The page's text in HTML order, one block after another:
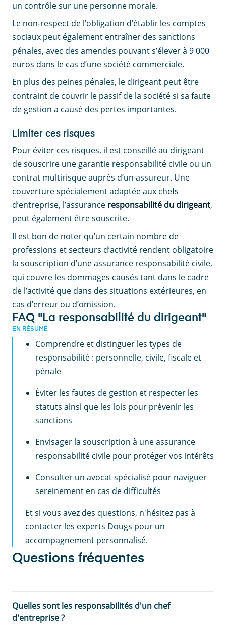
un contrôle sur une personne morale.
Le non-respect de l’obligation d’établir les comptes
sociaux peut également entraîner des sanctions
pénales, avec des amendes pouvant s’élever à 9 000
euros dans le cas d’une société commerciale.
En plus des peines pénales, le dirigeant peut être
contraint de couvrir le passif de la société si sa faute
de gestion a causé des pertes importantes.
Limiter ces risques
Pour éviter ces risques, il est conseillé au dirigeant
de souscrire une garantie responsabilité civile ou un
contrat multirisque auprès d’un assureur. Une
couverture spécialement adaptée aux chefs
d’entreprise, l’assurance responsabilité du dirigeant,
peut également être souscrite.
Il est bon de noter qu’un certain nombre de
professions et secteurs d’activité rendent obligatoire
la souscription d’une assurance responsabilité civile,
qui couvre les dommages causés tant dans le cadre
de l’activité que dans des situations extérieures, en
cas d’erreur ou d’omission.
FAQ "La responsabilité du dirigeant"
EN RÉSUMÉ
Comprendre et distinguer les types de
responsabilité : personnelle, civile, fiscale et
pénale
Éviter les fautes de gestion et respecter les
statuts ainsi que les lois pour prévenir les
sanctions
Envisager la souscription à une assurance
responsabilité civile pour protéger vos intérêts
Consulter un avocat spécialisé pour naviguer
sereinement en cas de difficultés
Et si vous avez des questions, n'hésitez pas à
contacter les experts Dougs pour un
accompagnement personnalisé.
Questions fréquentes
Quelles sont les responsabilités d'un chef
d'entreprise ?